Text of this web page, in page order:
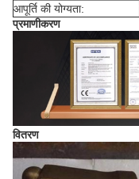
आपूर्ति की योग्यता:
प्रमाणीकरण
वितरण